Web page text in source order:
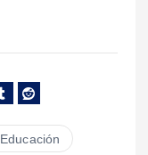
Educación